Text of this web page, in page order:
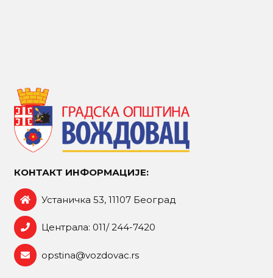
КОНТАКТ ИНФОРМАЦИЈЕ:
Устаничка 53, 11107 Београд
Централа: 011/ 244-7420
opstina@vozdovac.rs